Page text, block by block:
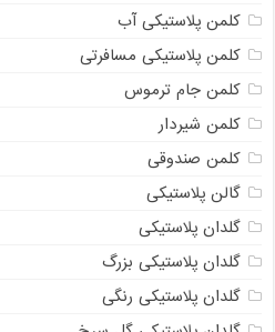
کلمن پلاستیکی آب
کلمن پلاستیکی مسافرتی
کلمن جام ترموس
کلمن شیردار
کلمن صندوقی
گالن پلاستیکی
گلدان پلاستیکی
گلدان پلاستیکی بزرگ
گلدان پلاستیکی رنگی